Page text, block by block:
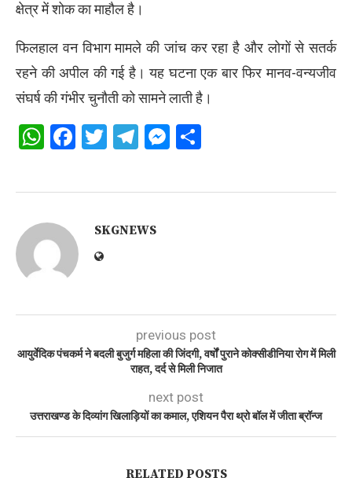
क्षेत्र में शोक का माहौल है।
फिलहाल वन विभाग मामले की जांच कर रहा है और लोगों से सतर्क
रहने की अपील की गई है। यह घटना एक बार फिर मानव-वन्यजीव
संघर्ष की गंभीर चुनौती को सामने लाती है।
WhatsApp
Facebook
Twitter
Telegram
Messenger
SKGNEWS
previous post
आयुर्वेदिक पंचकर्म ने बदली बुजुर्ग महिला की जिंदगी, वर्षों पुराने कोक्सीडीनिया रोग में मिली
राहत, दर्द से मिली निजात
next post
उत्तराखण्ड के दिव्यांग खिलाड़ियों का कमाल, एशियन पैरा थ्रो बॉल में जीता ब्रॉन्ज
RELATED POSTS